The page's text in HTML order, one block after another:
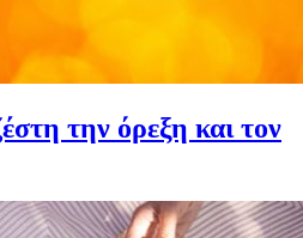
την όρεξη και τον